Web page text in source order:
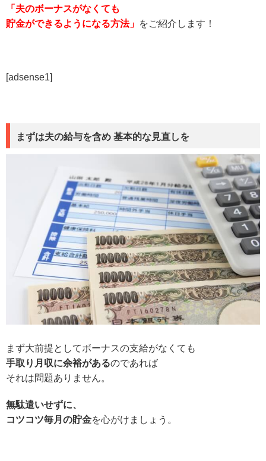
「夫のボーナスがなくても
貯金ができるようになる方法」 をご紹介します！
[adsense1]
まずは夫の給与を含め 基本的な見直しを
まず大前提としてボーナスの支給がなくても
手取り月収に余裕があるのであれば
それは問題ありません。
無駄遣いせずに、
コツコツ毎月の貯金を心がけましょう。